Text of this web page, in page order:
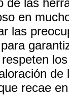
de las
en
las
recae